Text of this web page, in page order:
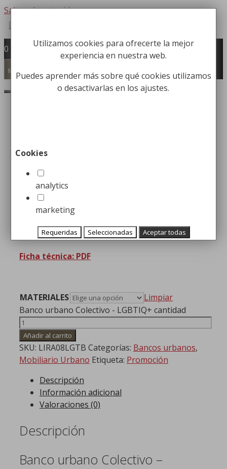
Saltar al contenido
Fabricación y comercialización de
equipamiento para la higiene industrial
Búsqueda de productos
0
Menú
Banco urbano Colectivo –
LGBTIQ+
Desde:529,99€
Banco urbano Colectivo – LGBTIQ+
Ficha técnica: PDF
MATERIALES
Limpiar
Banco urbano Colectivo - LGBTIQ+ cantidad
Añadir al carrito
SKU: LIRA08LGTB Categorías: Bancos urbanos,
Mobiliario Urbano Etiqueta: Promoción
Descripción
Información adicional
Valoraciones (0)
Descripción
Banco urbano Colectivo –
Utilizamos cookies para ofrecerte la mejor
experiencia en nuestra web.
Puedes aprender más sobre qué cookies utilizamos
o desactivarlas en los ajustes.
Cookies
analytics
marketing
Requeridas Seleccionadas Aceptar todas